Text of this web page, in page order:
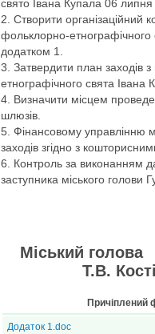
свято Івана Купала 06
2. Створити організаційний
фольклорно-етнографічного
додатком 1.
3. Затвердити план заходів
етнографічного свята Івана
4. Визначити місцем
шлюзів.
5. Фінансовому управлінню
заходів згідно з
6. Контроль за виконанням
заступника міського голови
Т.В.
Причіплений
Додаток 1.doc